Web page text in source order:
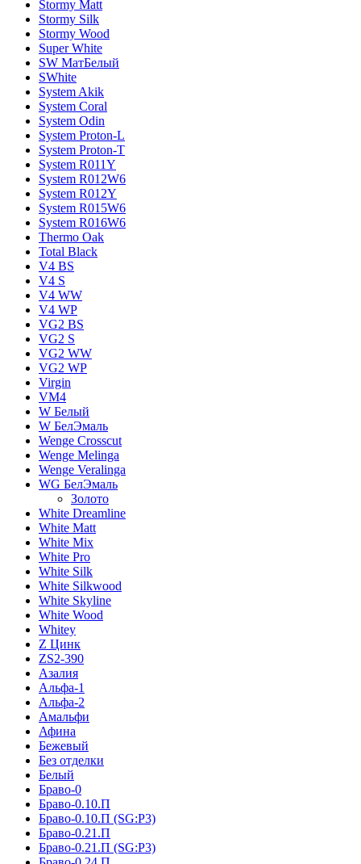
Stormy Matt
Stormy Silk
Stormy Wood
Super White
SW МатБелый
SWhite
System Akik
System Coral
System Odin
System Proton-L
System Proton-T
System R011Y
System R012W6
System R012Y
System R015W6
System R016W6
Thermo Oak
Total Black
V4 BS
V4 S
V4 WW
V4 WР
VG2 BS
VG2 S
VG2 WW
VG2 WР
Virgin
VM4
W Белый
W БелЭмаль
Wenge Crosscut
Wenge Melinga
Wenge Veralinga
WG БелЭмаль
Золото
White Dreamline
White Matt
White Mix
White Pro
White Silk
White Silkwood
White Skyline
White Wood
Whitey
Z Цинк
ZS2-390
Азалия
Альфа-1
Альфа-2
Амальфи
Афина
Бежевый
Без отделки
Белый
Браво-0
Браво-0.10.П
Браво-0.10.П (SG:P3)
Браво-0.21.П
Браво-0.21.П (SG:P3)